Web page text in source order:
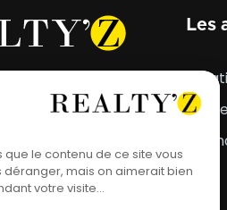
parfait.
Les
Vente